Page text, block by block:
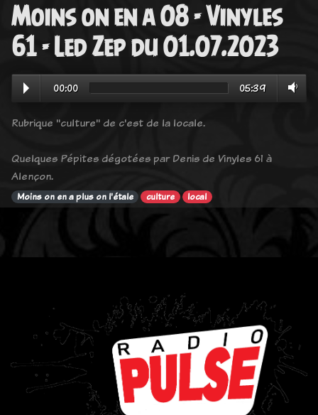
Moins on en a 08 - Vinyles
61 - Led Zep du 01.07.2023
00:00 05:39
Rubrique "culture" de c'est de la locale.
Quelques Pépites dégotées par Denis de Vinyles 61 à
Alençon.
Moins on en a plus on l'étale culture local